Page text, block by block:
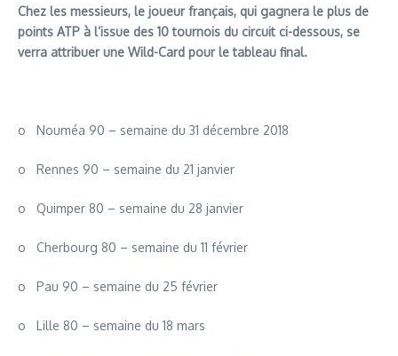
Chez les messieurs, le joueur français, qui gagnera le plus de
points ATP à l’issue des 10 tournois du circuit ci-dessous, se
verra attribuer une Wild-Card pour le tableau final.
o Nouméa 90 – semaine du 31 décembre 2018
o Rennes 90 – semaine du 21 janvier
o Quimper 80 – semaine du 28 janvier
o Cherbourg 80 – semaine du 11 février
o Pau 90 – semaine du 25 février
o Lille 80 – semaine du 18 mars